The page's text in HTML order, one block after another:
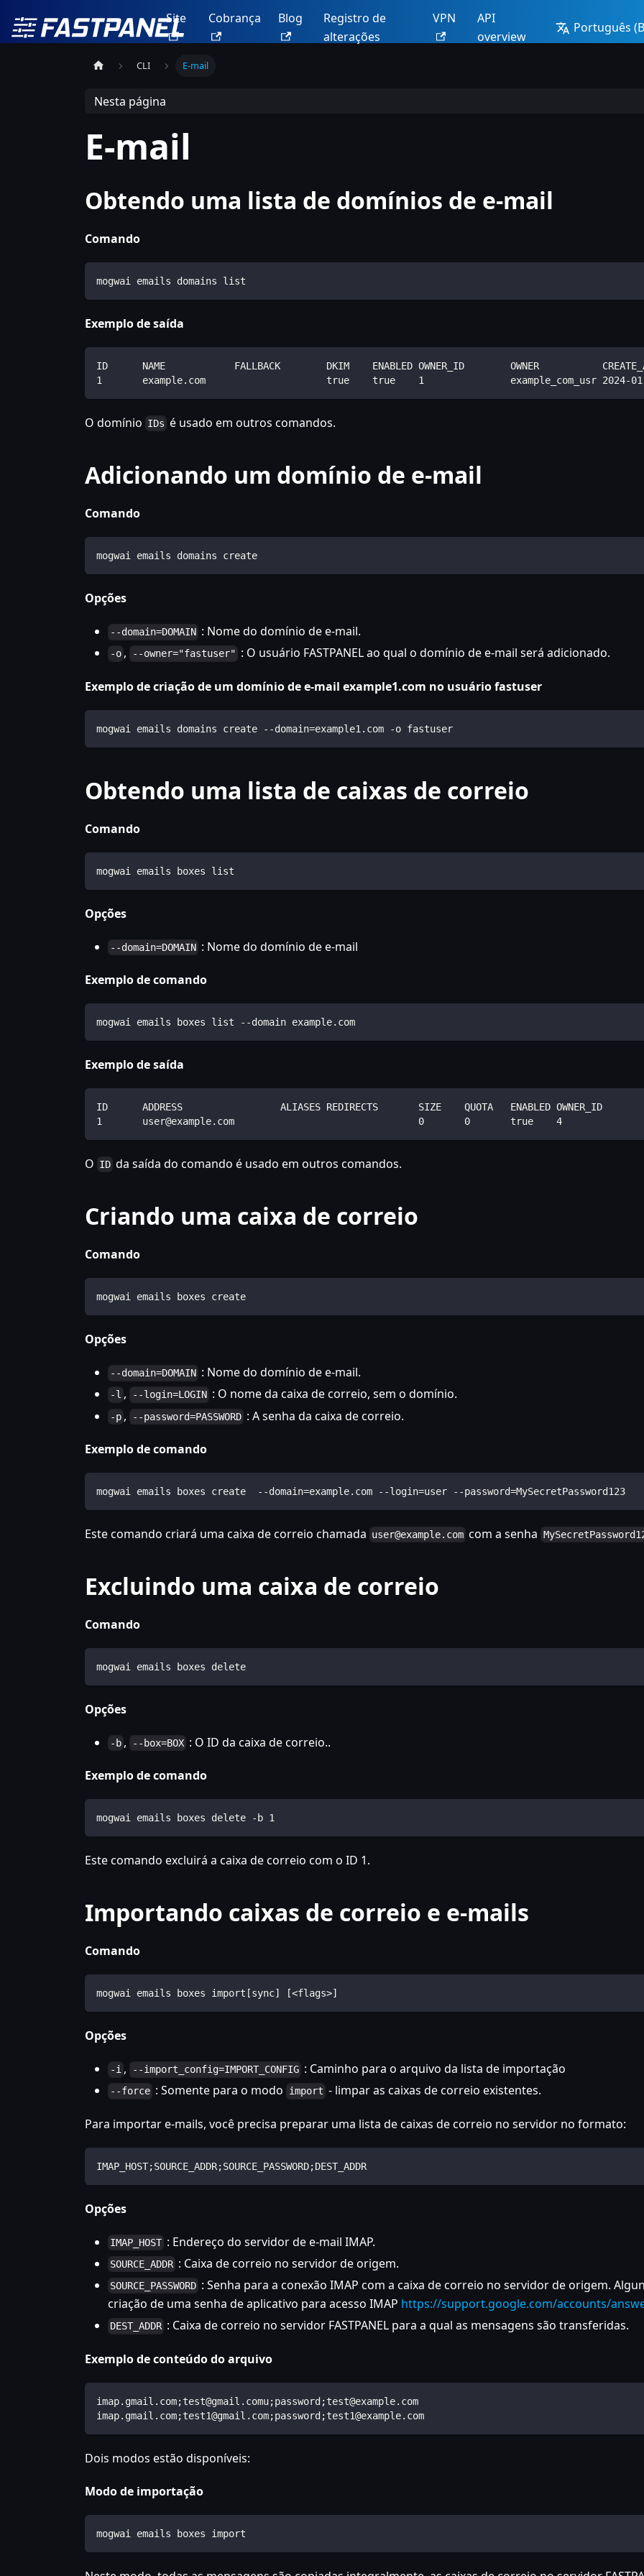
Site Cobrança Blog
Registro de
alterações
VPN
API
overview
Português
CLI E-mail
Nesta página
E-mail
Obtendo uma lista de domínios de e-mail
Comando
mogwai emails domains list
Exemplo de saída
ID      NAME            FALLBACK        DKIM    ENABLED OWNER_ID        OWNER
1       example.com                     true    true    1               example_com_usr 2024-01-
O domínio IDs é usado em outros comandos.
Adicionando um domínio de e-mail
Comando
mogwai emails domains create
Opções
--domain=DOMAIN : Nome do domínio de e-mail.
-o , --owner="fastuser" : O usuário FASTPANEL ao qual o domínio de e-mail será adicionado.
Exemplo de criação de um domínio de e-mail example1.com no usuário fastuser
mogwai emails domains create --domain=example1.com -o fastuser
Obtendo uma lista de caixas de correio
Comando
mogwai emails boxes list
Opções
--domain=DOMAIN : Nome do domínio de e-mail
Exemplo de comando
mogwai emails boxes list --domain example.com
Exemplo de saída
ID      ADDRESS                 ALIASES REDIRECTS       SIZE    QUOTA   ENABLED OWNER_ID
1       user@example.com                                0       0       true    4
O ID da saída do comando é usado em outros comandos.
Criando uma caixa de correio
Comando
mogwai emails boxes create
Opções
--domain=DOMAIN : Nome do domínio de e-mail.
-l , --login=LOGIN : O nome da caixa de correio, sem o domínio.
-p , --password=PASSWORD : A senha da caixa de correio.
Exemplo de comando
mogwai emails boxes create  --domain=example.com --login=user --password=MySecretPassword123
Este comando criará uma caixa de correio chamada user@example.com com a senha
Excluindo uma caixa de correio
Comando
mogwai emails boxes delete
Opções
-b , --box=BOX : O ID da caixa de correio..
Exemplo de comando
mogwai emails boxes delete -b 1
Este comando excluirá a caixa de correio com o ID 1.
Importando caixas de correio e e-mails
Comando
mogwai emails boxes import[sync] [<flags>]
Opções
-i , --import_config=IMPORT_CONFIG : Caminho para o arquivo da lista de importação
--force : Somente para o modo import - limpar as caixas de correio existentes.
Para importar e-mails, você precisa preparar uma lista de caixas de correio no servidor no formato:
IMAP_HOST;SOURCE_ADDR;SOURCE_PASSWORD;DEST_ADDR
Opções
IMAP_HOST : Endereço do servidor de e-mail IMAP.
SOURCE_ADDR : Caixa de correio no servidor de origem.
SOURCE_PASSWORD : Senha para a conexão IMAP com a caixa de correio no servidor de origem.
criação de uma senha de aplicativo para acesso IMAP https://support.google.com/accounts/
DEST_ADDR : Caixa de correio no servidor FASTPANEL para a qual as mensagens são transferidas.
Exemplo de conteúdo do arquivo
imap.gmail.com;test@gmail.comu;password;test@example.com
imap.gmail.com;test1@gmail.com;password;test1@example.com
Dois modos estão disponíveis:
Modo de importação
mogwai emails boxes import